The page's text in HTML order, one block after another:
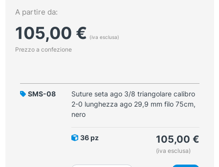
A partire da:
105,00 € (iva esclusa)
Prezzo a confezione
SMS-08
Suture seta ago 3/8 triangolare calibro
2-0 lunghezza ago 29,9 mm filo 75cm,
nero
36 pz 105,00 €
(iva esclusa)